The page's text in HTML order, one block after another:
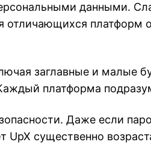
данными.
платформ
заглавные и малые
платформа
Даже если
существенно